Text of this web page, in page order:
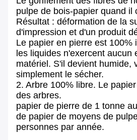
pulpe de bois-papier quand il
Résultat : déformation de la
d'impression et d'un produit
Le papier en pierre est 100%
les liquides n'exercent aucun
matériel. S'il devient humide,
simplement le sécher.
2. Arbre 100% libre. Le
des arbres.
papier de pierre de 1 tonne
de papier de moyens de
personnes par année.